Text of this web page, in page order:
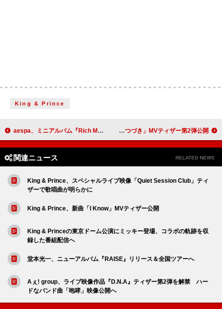
King & Prince
aespa、ミニアルバム『Rich Man』9月リリース 水瀬いのり、9/3発売ハーフAL『Turquoise』リード曲「夢のつづき」MVティザー第2弾公開
関連ニュース RELATED NEWS
King & Prince、スペシャルライブ映像「Quiet Session Club」ティ
ザーで歌唱曲が明らかに
King & Prince、新曲「I Know」MVティザー公開
King & Princeの東京ドーム公演にミッキー登場、コラボの軌跡を収
録した番組配信へ
堂本光一、ニューアルバム『RAISE』リリース＆全国ツアーへ
Aぇ! group、ライブ映像作品『D.N.A』ティザー第2弾を解禁 ハー
ドなバンド曲「咆哮」映像公開へ